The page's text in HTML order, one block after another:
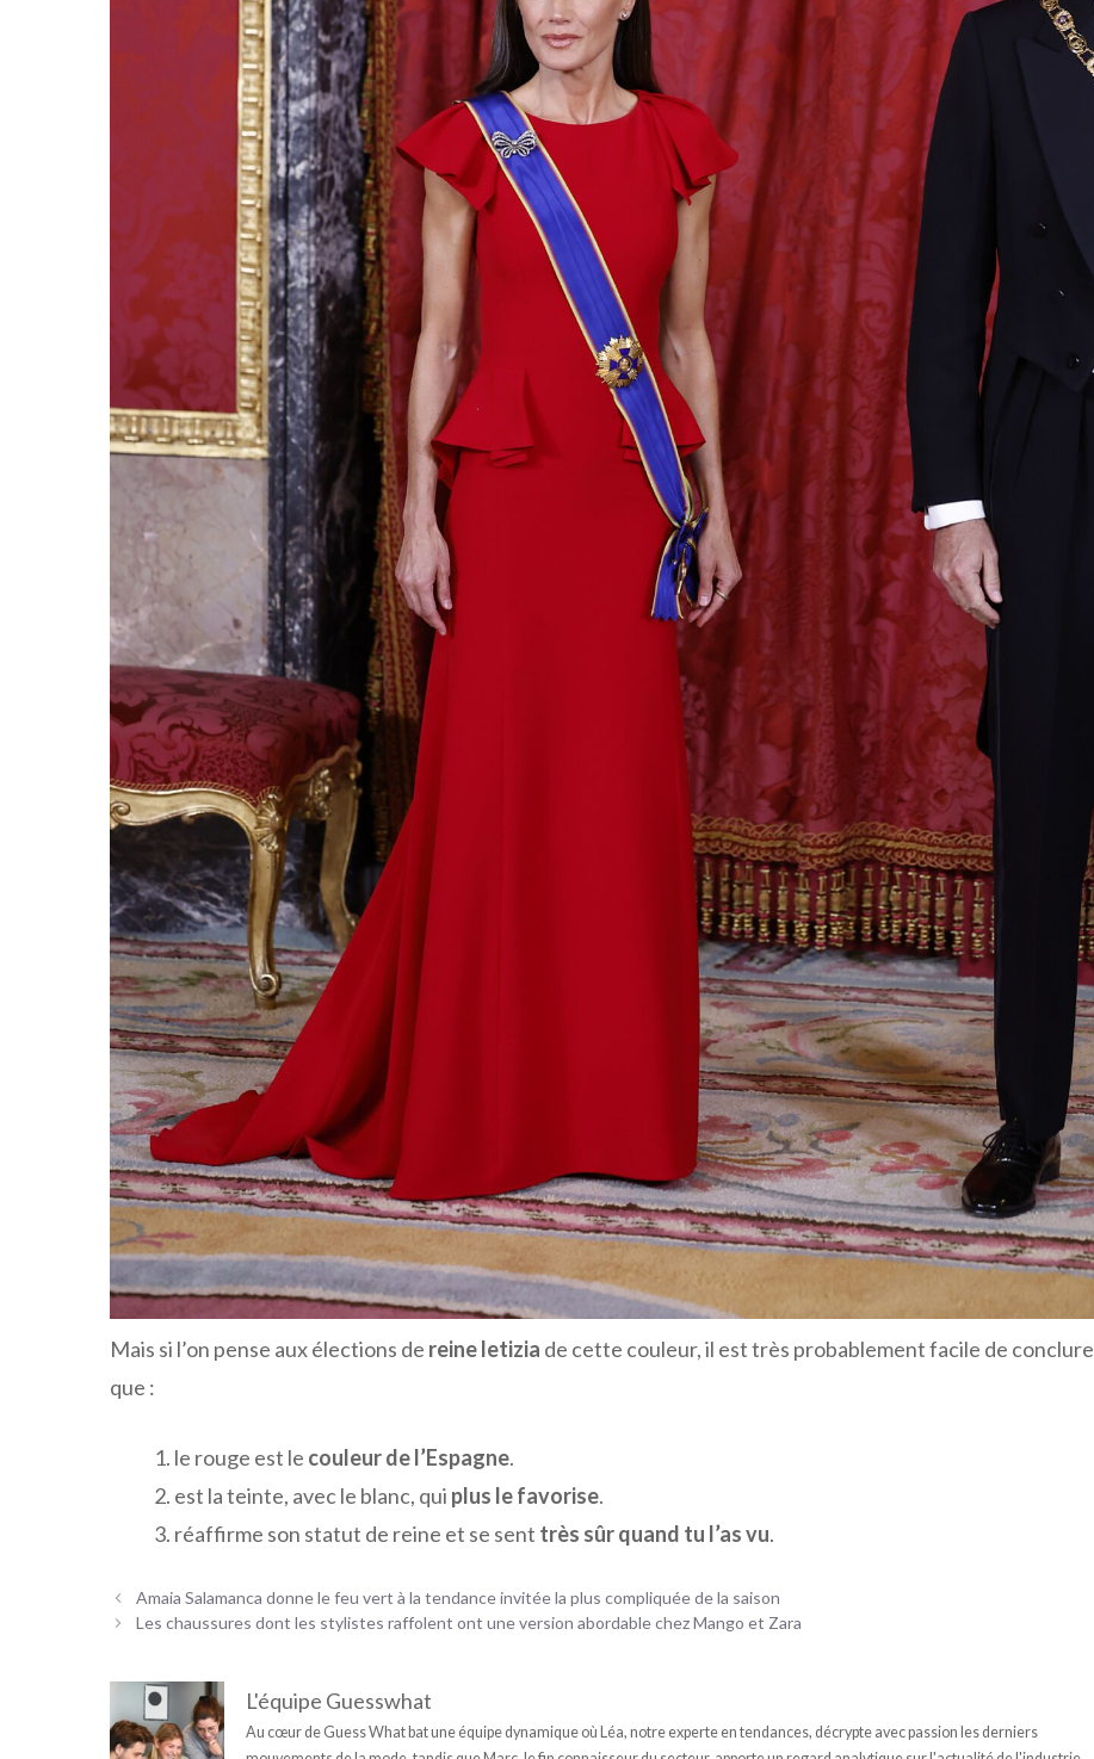
Mais si l’on pense aux élections de reine letizia de cette couleur, il est très probablement facile de conclure
que :
le rouge est le couleur de l’Espagne.
est la teinte, avec le blanc, qui plus le favorise.
réaffirme son statut de reine et se sent très sûr quand tu l’as vu.
Amaia Salamanca donne le feu vert à la tendance invitée la plus compliquée de la saison
Les chaussures dont les stylistes raffolent ont une version abordable chez Mango et Zara
L'équipe Guesswhat
Au cœur de Guess What bat une équipe dynamique où Léa, notre experte en tendances, décrypte avec passion les derniers